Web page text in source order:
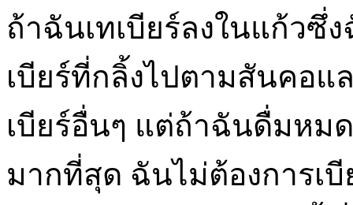
ถ้าฉันเทเบียร์ลงในแก้วซึ่
เบียร์ที่กลิ้งไปตามสันคอ
เบียร์อื่นๆ แต่ถ้าฉันดื่มห
มากที่สุด ฉันไม่ต้องการเ